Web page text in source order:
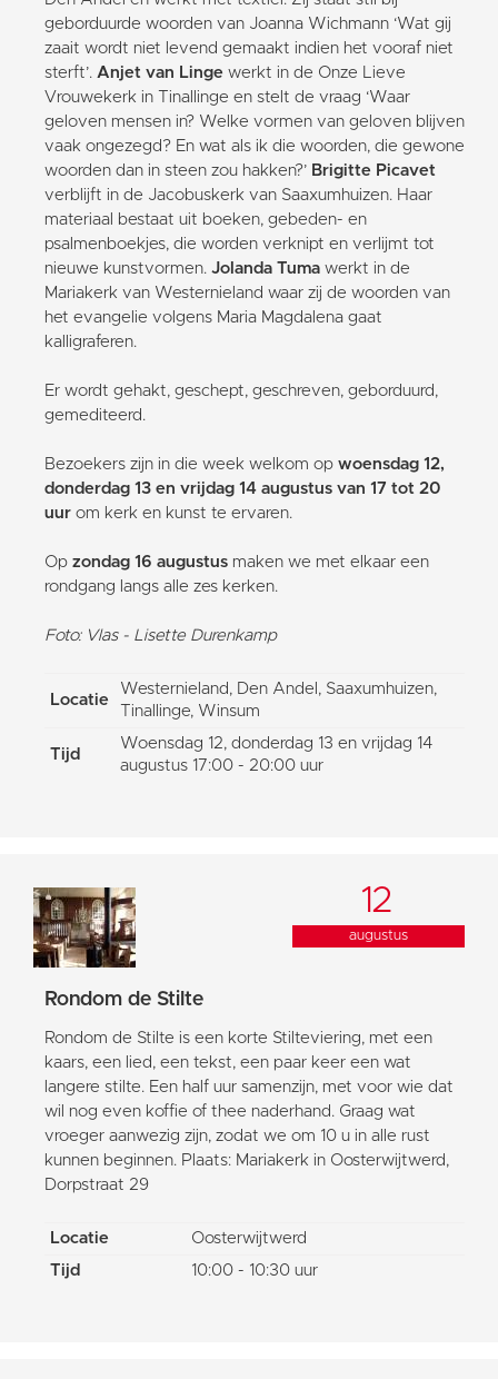
geborduurde woorden van Joanna Wichmann ‘Wat gij
zaait wordt niet levend gemaakt indien het vooraf niet
sterft’. Anjet van Linge werkt in de Onze Lieve
Vrouwekerk in Tinallinge en stelt de vraag ‘Waar
geloven mensen in? Welke vormen van geloven blijven
vaak ongezegd? En wat als ik die woorden, die gewone
woorden dan in steen zou hakken?’ Brigitte Picavet
verblijft in de Jacobuskerk van Saaxumhuizen. Haar
materiaal bestaat uit boeken, gebeden- en
psalmenboekjes, die worden verknipt en verlijmt tot
nieuwe kunstvormen. Jolanda Tuma werkt in de
Mariakerk van Westernieland waar zij de woorden van
het evangelie volgens Maria Magdalena gaat
kalligraferen.
Er wordt gehakt, geschept, geschreven, geborduurd,
gemediteerd.
Bezoekers zijn in die week welkom op woensdag 12,
donderdag 13 en vrijdag 14 augustus van 17 tot 20
uur om kerk en kunst te ervaren.
Op zondag 16 augustus maken we met elkaar een
rondgang langs alle zes kerken.
Foto: Vlas - Lisette Durenkamp
Locatie
Westernieland, Den Andel, Saaxumhuizen,
Tinallinge, Winsum
Tijd
Woensdag 12, donderdag 13 en vrijdag 14
augustus 17:00 - 20:00 uur
12
augustus
Rondom de Stilte
Rondom de Stilte is een korte Stilteviering, met een
kaars, een lied, een tekst, een paar keer een wat
langere stilte. Een half uur samenzijn, met voor wie dat
wil nog even koffie of thee naderhand. Graag wat
vroeger aanwezig zijn, zodat we om 10 u in alle rust
kunnen beginnen. Plaats: Mariakerk in Oosterwijtwerd,
Dorpstraat 29
Locatie
Oosterwijtwerd
Tijd
10:00 - 10:30 uur